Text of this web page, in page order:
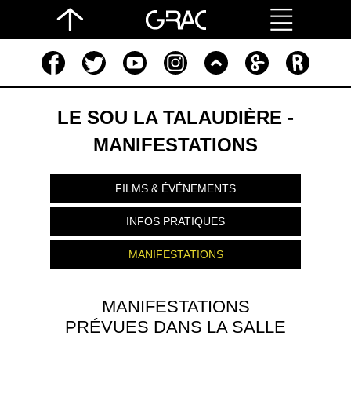
LE SOU LA TALAUDIÈRE -
MANIFESTATIONS
FILMS & ÉVÉNEMENTS
INFOS PRATIQUES
MANIFESTATIONS
MANIFESTATIONS
PRÉVUES DANS LA SALLE